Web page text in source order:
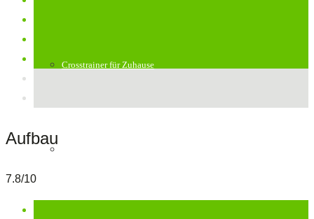
Crosstrainer für Zuhause
Aufbau
7.8/10